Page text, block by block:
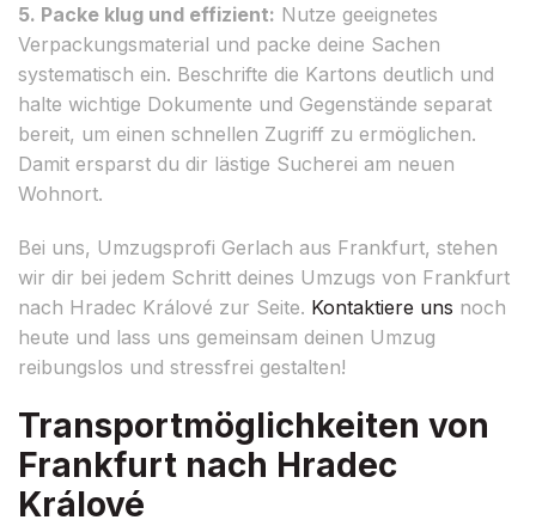
5. Packe klug und effizient: Nutze geeignetes
Verpackungsmaterial und packe deine Sachen
systematisch ein. Beschrifte die Kartons deutlich und
halte wichtige Dokumente und Gegenstände separat
bereit, um einen schnellen Zugriff zu ermöglichen.
Damit ersparst du dir lästige Sucherei am neuen
Wohnort.
Bei uns, Umzugsprofi Gerlach aus Frankfurt, stehen
wir dir bei jedem Schritt deines Umzugs von Frankfurt
nach Hradec Králové zur Seite. Kontaktiere uns noch
heute und lass uns gemeinsam deinen Umzug
reibungslos und stressfrei gestalten!
Transportmöglichkeiten von
Frankfurt nach Hradec
Králové